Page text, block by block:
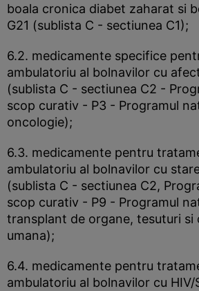
boala cronica diabet zaharat si
G21 (sublista C - sectiunea C1);
6.2. medicamente specifice
ambulatoriu al bolnavilor cu
(sublista C - sectiunea C2 -
scop curativ - P3 - Programul
oncologie);
6.3. medicamente pentru
ambulatoriu al bolnavilor cu
(sublista C - sectiunea C2,
scop curativ - P9 - Programul
transplant de organe, tesuturi si
umana);
6.4. medicamente pentru
ambulatoriu al bolnavilor cu HIV/